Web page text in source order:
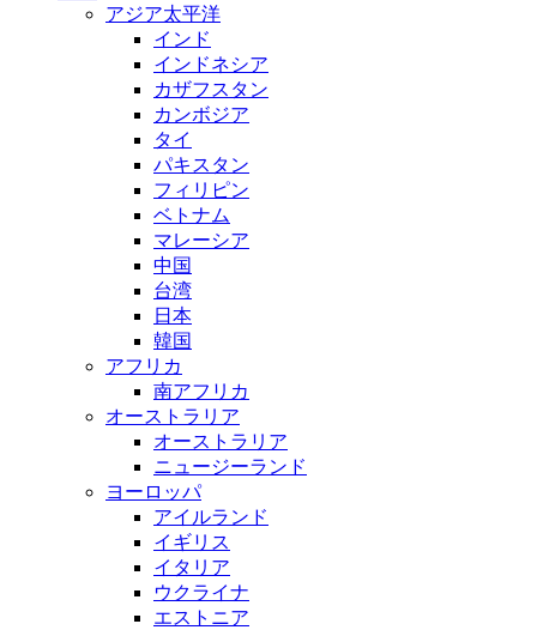
アジア太平洋
インド
インドネシア
カザフスタン
カンボジア
タイ
パキスタン
フィリピン
ベトナム
マレーシア
中国
台湾
日本
韓国
アフリカ
南アフリカ
オーストラリア
オーストラリア
ニュージーランド
ヨーロッパ
アイルランド
イギリス
イタリア
ウクライナ
エストニア